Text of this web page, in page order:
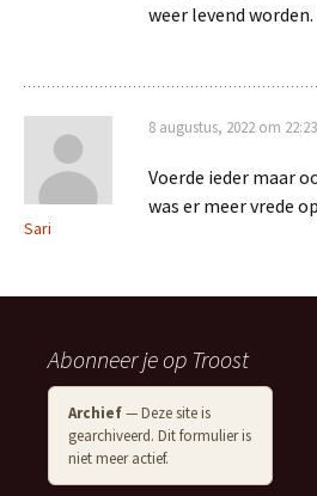
weer levend worden.
Sari
8 augustus, 2022 om 22:23
Voerde ieder maar
was er meer vrede
Abonneer je op Troost
Archief— Deze site is
gearchiveerd. Dit formulier is
niet meer actief.